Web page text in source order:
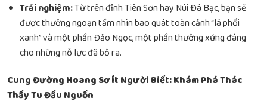
Trải nghiệm:Từ trên đỉnh Tiên Sơn hay Núi Đá Bạc, bạn sẽ
được thưởng ngoạn tầm nhìn bao quát toàn cảnh “lá phổi
xanh” và một phần Đảo Ngọc, một phần thưởng xứng đáng
cho những nỗ lực đã bỏ ra.
Cung Đường Hoang Sơ Ít Người Biết: Khám Phá Thác
Thầy Tu Đầu Nguồn